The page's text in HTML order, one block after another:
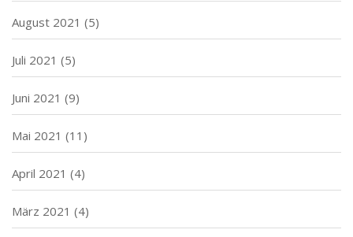
August 2021 (5)
Juli 2021 (5)
Juni 2021 (9)
Mai 2021 (11)
April 2021 (4)
März 2021 (4)